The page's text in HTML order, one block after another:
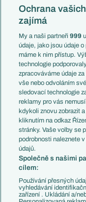
Mistrovství světa
Liga národů
Témata
Představení týmů MS
EuroSkauting
PL v kostce
Evropské koeficienty
Přestupy
Přestupové spekulace
Zranění
Kluby
Arsenal FC
Chelsea FC
Manchester United
AC Milán
Juventus FC
Bayern Mnichov
FC Barcelona
Ochrana
zajímá
My a naši partneři999
údaje, jako jsou údaje
máme k nim přístup.
technologie
zpracováváme údaje
vše nebo odvoláním
sledovací technologie
reklamy pro vás
kdykoli znovu zobrazit
kliknutím na odkaz
stránky. Vaše volby se
podrobnosti naleznete
údajů.
Společně s našimi
cílem:
Používání přesných
vyhledávání
zařízení . Ukládání a/